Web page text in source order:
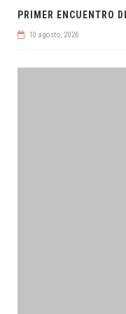
10 agosto, 2026